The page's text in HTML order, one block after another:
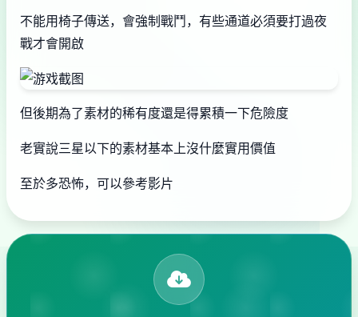
不能用椅子傳送，會強制戰鬥，有些通道必須要打過夜
戰才會開啟
但後期為了素材的稀有度還是得累積一下危險度
老實說三星以下的素材基本上沒什麼實用價值
至於多恐怖，可以參考影片